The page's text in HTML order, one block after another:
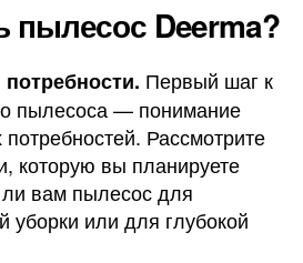
пылесос Deerma?
Первый шаг к
пылесоса — понимание
Рассмотрите
которую вы планируете
вам пылесос для
уборки или для глубокой